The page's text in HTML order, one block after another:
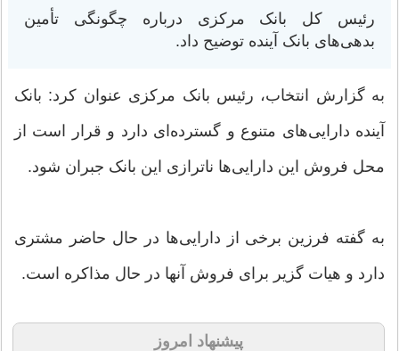
رئیس کل بانک مرکزی درباره چگونگی تأمین
بدهی‌های بانک آینده توضیح داد.
به گزارش انتخاب، رئیس بانک مرکزی عنوان کرد: بانک
آینده دارایی‌های متنوع و گسترده‌ای دارد و قرار است از
محل فروش این دارایی‌ها ناترازی این بانک جبران شود.
به گفته فرزین برخی از دارایی‌ها در حال حاضر مشتری
دارد و هیات گزیر برای فروش آنها در حال مذاکره است.
پیشنهاد امروز